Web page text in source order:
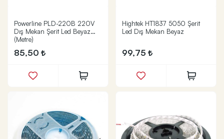
Powerline PLD-220B 220V
Dış Mekan Şerit Led Beyaz
(Metre)
85,50
Hightek HT1837 5050 Şerit
Led Dış Mekan Beyaz
99,75